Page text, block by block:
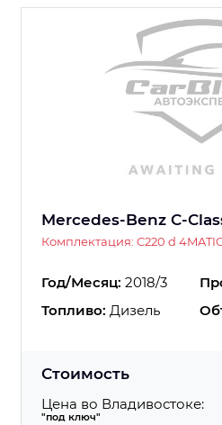
Mercedes-Benz C-
Комплектация: C220 d
Год/Месяц: 2018/3
Топливо: Дизель
Стоимость
Цена во Владивостоке:
"под ключ"